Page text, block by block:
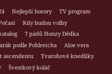
Nejlepší horory
TV program
Kdy budou volby
7 pádů Honzy Dědka
podle Pohlreicha
Aloe vera
ascendentu
Tvarohové knedlíky
Švestkový koláč